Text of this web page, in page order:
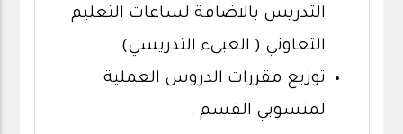
التدريس بالاضافة لساعات التعليم
التعاوني ( العبىء التدريسي)
توزيع مقررات الدروس العملية
لمنسوبي القسم .